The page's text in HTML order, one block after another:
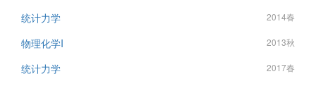
统计力学 2014春
物理化学I 2013秋
统计力学 2017春